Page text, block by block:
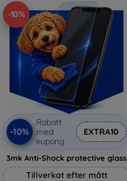
-10%
-10%
Rabatt
med
kupong
EXTRA10
3mk Anti-Shock protective glass
Tillverkat efter mått